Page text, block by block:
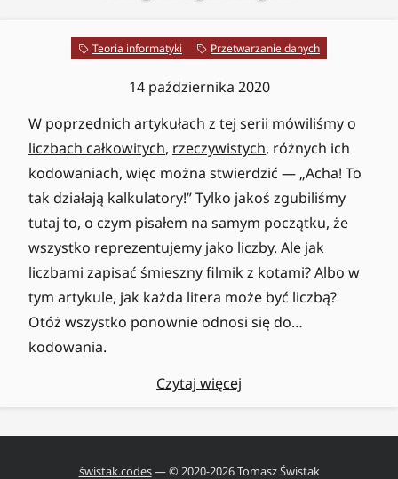
Teoria informatyki Przetwarzanie danych
14 października 2020
W poprzednich artykułach z tej serii mówiliśmy o
liczbach całkowitych, rzeczywistych, różnych ich
kodowaniach, więc można stwierdzić — „Acha! To
tak działają kalkulatory!” Tylko jakoś zgubiliśmy
tutaj to, o czym pisałem na samym początku, że
wszystko reprezentujemy jako liczby. Ale jak
liczbami zapisać śmieszny filmik z kotami? Albo w
tym artykule, jak każda litera może być liczbą?
Otóż wszystko ponownie odnosi się do…
kodowania.
Czytaj więcej
świstak.codes— © 2020-2026Tomasz Świstak